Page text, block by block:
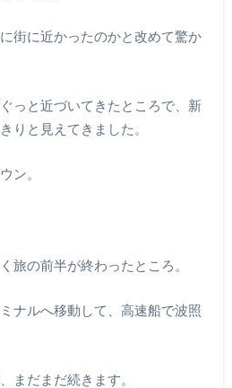
街に近かったのかと改めて驚か
っと近づいてきたところで、新
りと見えてきました。
ン。
旅の前半が終わったところ。
ナルへ移動して、高速船で波照
まだまだ続きます。